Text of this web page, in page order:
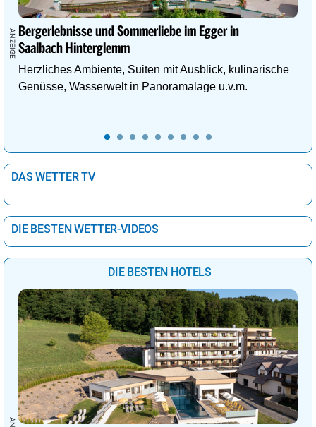
Bergerlebnisse und Sommerliebe im Egger in
Saalbach Hinterglemm
Herzliches Ambiente, Suiten mit Ausblick, kulinarische
Genüsse, Wasserwelt in Panoramalage u.v.m.
DAS WETTER TV
DIE BESTEN WETTER-VIDEOS
DIE BESTEN HOTELS